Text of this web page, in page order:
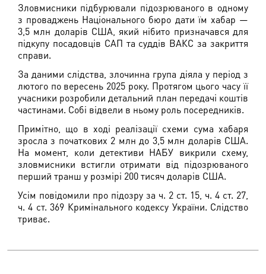
Зловмисники підбурювали підозрюваного в одному
з проваджень Національного бюро дати їм хабар —
3,5 млн доларів США, який нібито призначався для
підкупу посадовців САП та суддів ВАКС за закриття
справи.
За даними слідства, злочинна група діяла у період з
лютого по вересень 2025 року. Протягом цього часу її
учасники розробили детальний план передачі коштів
частинами. Собі відвели в ньому роль посередників.
Примітно, що в ході реалізації схеми сума хабаря
зросла з початкових 2 млн до 3,5 млн доларів США.
На момент, коли детективи НАБУ викрили схему,
зловмисники встигли отримати від підозрюваного
перший транш у розмірі 200 тисяч доларів США.
Усім повідомили про підозру за ч. 2 ст. 15, ч. 4 ст. 27,
ч. 4 ст. 369 Кримінального кодексу України. Слідство
триває.